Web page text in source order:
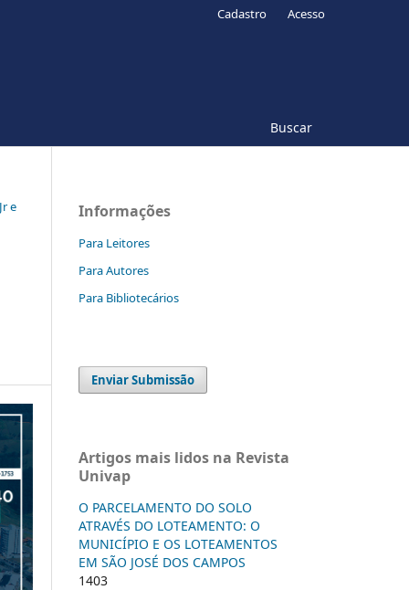
Buscar
Cadastro Acesso
e
Informações
Para Leitores
Para Autores
Para Bibliotecários
Enviar Submissão
Artigos mais lidos na Revista
Univap
O PARCELAMENTO DO SOLO
ATRAVÉS DO LOTEAMENTO: O
MUNICÍPIO E OS LOTEAMENTOS
EM SÃO JOSÉ DOS CAMPOS
1403